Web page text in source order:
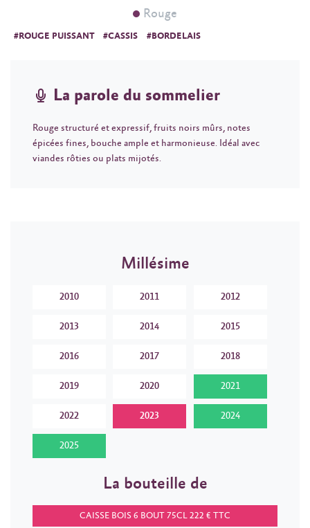
Rouge
#ROUGE PUISSANT #CASSIS #BORDELAIS
La parole du sommelier
Rouge structuré et expressif, fruits noirs mûrs, notes
épicées fines, bouche ample et harmonieuse. Idéal avec
viandes rôties ou plats mijotés.
Millésime
2010 2011 2012
2013 2014 2015
2016 2017 2018
2019 2020 2021
2022 2023 2024
2025
La bouteille de
CAISSE BOIS 6 BOUT 75CL 222 € TTC